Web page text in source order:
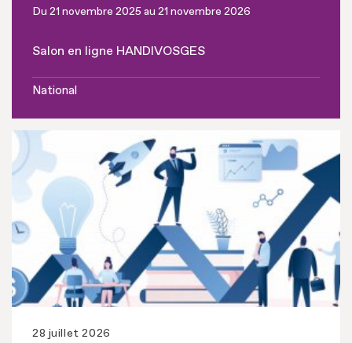
Du 21 novembre 2025 au 21 novembre 2026
Salon en ligne HANDIVOSGES
National
28 juillet 2026